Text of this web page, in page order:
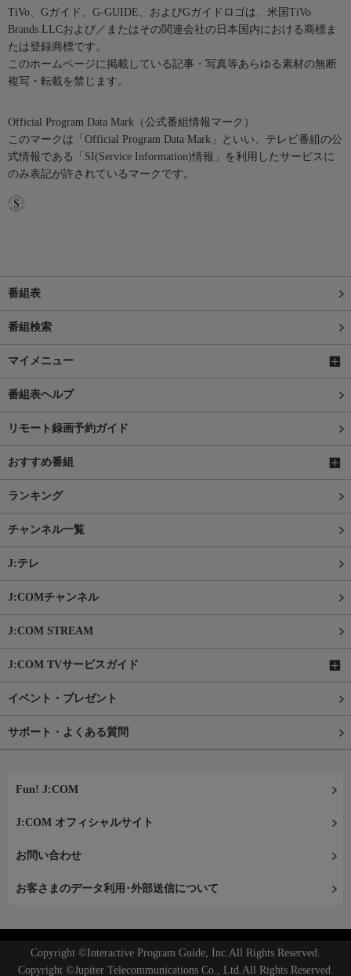
TiVo、Gガイド、G-GUIDE、およびGガイドロゴは、米国TiVo
Brands LLCおよび／またはその関連会社の日本国内における商標ま
たは登録商標です。
このホームページに掲載している記事・写真等あらゆる素材の無断
複写・転載を禁じます。
Official Program Data Mark（公式番組情報マーク）
このマークは「Official Program Data Mark」といい、テレビ番組の公
式情報である「SI(Service Information)情報」を利用したサービスに
のみ表記が許されているマークです。
番組表
番組検索
マイメニュー
番組表ヘルプ
リモート録画予約ガイド
おすすめ番組
ランキング
チャンネル一覧
J:テレ
J:COMチャンネル
J:COM STREAM
J:COM TVサービスガイド
イベント・プレゼント
サポート・よくある質問
Fun! J:COM
J:COM オフィシャルサイト
お問い合わせ
お客さまのデータ利用･外部送信について
Copyright ©Interactive Program Guide, Inc.All Rights Reserved.
Copyright ©Jupiter Telecommunications Co., Ltd.All Rights Reserved.